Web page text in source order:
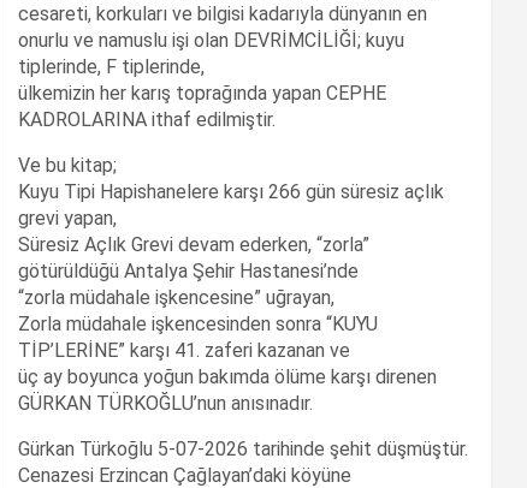
cesareti, korkuları ve bilgisi kadarıyla dünyanın en
onurlu ve namuslu işi olan DEVRİMCİLİĞİ; kuyu
tiplerinde, F tiplerinde,
ülkemizin her karış toprağında yapan CEPHE
KADROLARINA ithaf edilmiştir.
Ve bu kitap;
Kuyu Tipi Hapishanelere karşı 266 gün süresiz açlık
grevi yapan,
Süresiz Açlık Grevi devam ederken, “zorla”
götürüldüğü Antalya Şehir Hastanesi’nde
“zorla müdahale işkencesine” uğrayan,
Zorla müdahale işkencesinden sonra “KUYU
TİP’LERİNE” karşı 41. zaferi kazanan ve
üç ay boyunca yoğun bakımda ölüme karşı direnen
GÜRKAN TÜRKOĞLU’nun anısınadır.
Gürkan Türkoğlu 5-07-2026 tarihinde şehit düşmüştür.
Cenazesi Erzincan Çağlayan’daki köyüne